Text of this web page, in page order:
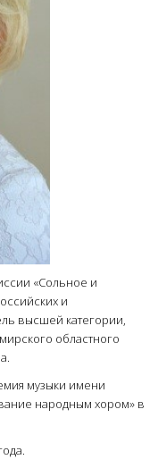
«Сольное и
и
высшей категории,
областного
музыки имени
народным хором» в